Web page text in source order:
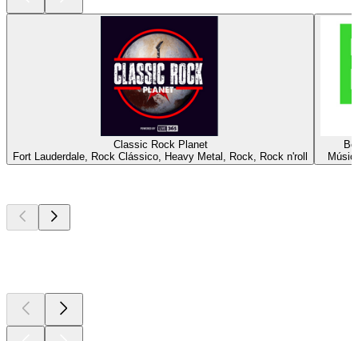
Classic Rock Planet
Fort Lauderdale, Rock Clássico, Heavy Metal, Rock, Rock n'roll